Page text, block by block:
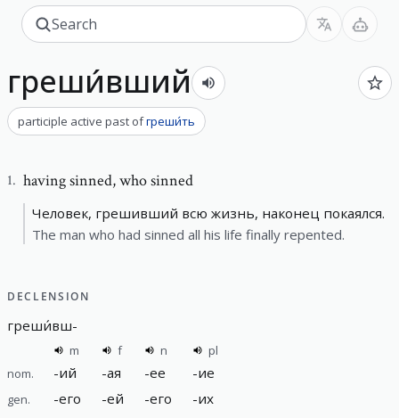
греши́вший
participle active past ofгреши́ть
1. having sinned,who sinned
Человек, грешивший всю жизнь, наконец покаялся.
The man who had sinned all his life finally repented.
DECLENSION
греши́вш-
m f n
pl
nom.
-ий -ая -ее -ие
gen. -его -ей -его -их